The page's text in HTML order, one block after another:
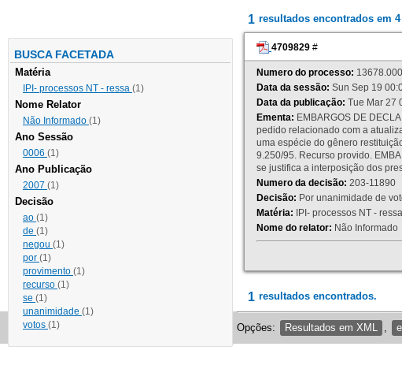
BUSCA FACETADA
Matéria
IPI- processos NT - ressa (1)
Nome Relator
Não Informado (1)
Ano Sessão
0006 (1)
Ano Publicação
2007 (1)
Decisão
ao (1)
de (1)
negou (1)
por (1)
provimento (1)
recurso (1)
se (1)
unanimidade (1)
votos (1)
1 resultados encontrados em
4709829 #
Numero do processo:
Data da sessão: Sun Sep 19
Data da publicação: Tue Mar 27
Ementa: EMBARGOS DE
pedido relacionado com a
uma espécie do gênero
9.250/95. Recurso provido.
se justifica a interposição dos
Numero da decisão: 203-11890
Decisão: Por unanimidade de
Matéria: IPI- processos NT -
Nome do relator: Não Informado
1 resultados encontrados.
Opções: Resultados em XML